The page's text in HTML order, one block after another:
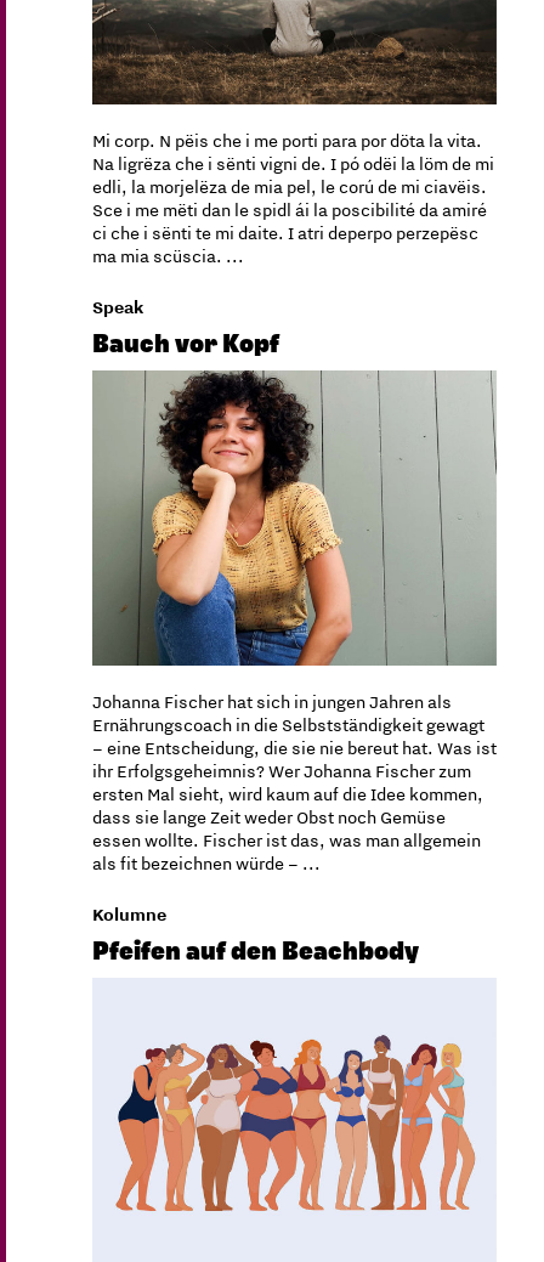
Mi corp. N pëis che i me porti para por döta la vita.
Na ligrëza che i sënti vigni de. I pó odëi la löm de mi
edli, la morjelëza de mia pel, le corú de mi ciavëis.
Sce i me mëti dan le spidl ái la poscibilité da amiré
ci che i sënti te mi daite. I atri deperpo perzepësc
ma mia scüscia. ...
Speak
Bauch vor Kopf
Johanna Fischer hat sich in jungen Jahren als
Ernährungscoach in die Selbstständigkeit gewagt
– eine Entscheidung, die sie nie bereut hat. Was ist
ihr Erfolgsgeheimnis? Wer Johanna Fischer zum
ersten Mal sieht, wird kaum auf die Idee kommen,
dass sie lange Zeit weder Obst noch Gemüse
essen wollte. Fischer ist das, was man allgemein
als fit bezeichnen würde – ...
Kolumne
Pfeifen auf den Beachbody